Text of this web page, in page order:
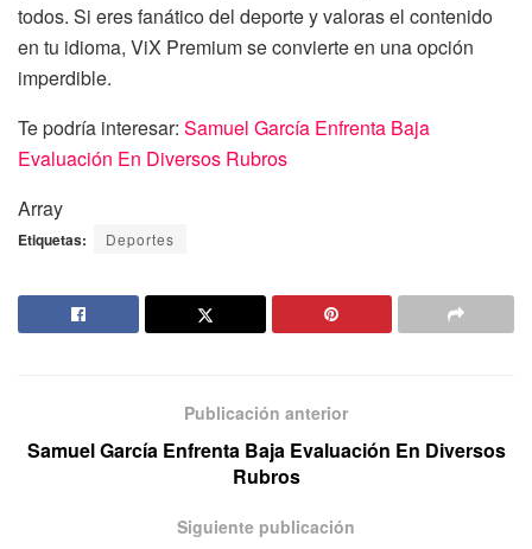
todos. Si eres fanático del deporte y valoras el contenido
en tu idioma, ViX Premium se convierte en una opción
imperdible.
Te podría interesar: Samuel García Enfrenta Baja
Evaluación En Diversos Rubros
Array
Etiquetas: Deportes
Publicación anterior
Samuel García Enfrenta Baja Evaluación En Diversos
Rubros
Siguiente publicación